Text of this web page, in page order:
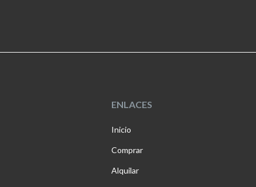
ENLACES
Inicio
Comprar
Alquilar